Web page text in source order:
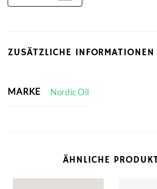
ZUSÄTZLICHE INFORMATIONEN
MARKE Nordic Oil
ÄHNLICHE